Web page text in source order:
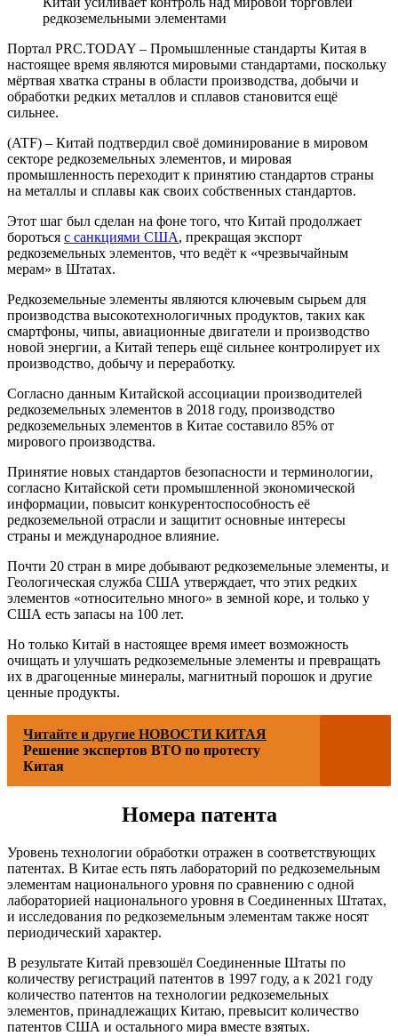
редкоземельными элементами
Портал PRC.TODAY – Промышленные стандарты Китая в
настоящее время являются мировыми стандартами, поскольку
мёртвая хватка страны в области производства, добычи и
обработки редких металлов и сплавов становится ещё
сильнее.
(ATF) – Китай подтвердил своё доминирование в мировом
секторе редкоземельных элементов, и мировая
промышленность переходит к принятию стандартов страны
на металлы и сплавы как своих собственных стандартов.
Этот шаг был сделан на фоне того, что Китай продолжает
бороться с санкциями США, прекращая экспорт
редкоземельных элементов, что ведёт к «чрезвычайным
мерам» в Штатах.
Редкоземельные элементы являются ключевым сырьем для
производства высокотехнологичных продуктов, таких как
смартфоны, чипы, авиационные двигатели и производство
новой энергии, а Китай теперь ещё сильнее контролирует их
производство, добычу и переработку.
Согласно данным Китайской ассоциации производителей
редкоземельных элементов в 2018 году, производство
редкоземельных элементов в Китае составило 85% от
мирового производства.
Принятие новых стандартов безопасности и терминологии,
согласно Китайской сети промышленной экономической
информации, повысит конкурентоспособность её
редкоземельной отрасли и защитит основные интересы
страны и международное влияние.
Почти 20 стран в мире добывают редкоземельные элементы, и
Геологическая служба США утверждает, что этих редких
элементов «относительно много» в земной коре, и только у
США есть запасы на 100 лет.
Но только Китай в настоящее время имеет возможность
очищать и улучшать редкоземельные элементы и превращать
их в драгоценные минералы, магнитный порошок и другие
ценные продукты.
Читайте и другие НОВОСТИ КИТАЯ
Решение экспертов ВТО по протесту
Китая
Номера патента
Уровень технологии обработки отражен в соответствующих
патентах. В Китае есть пять лабораторий по редкоземельным
элементам национального уровня по сравнению с одной
лабораторией национального уровня в Соединенных Штатах,
и исследования по редкоземельным элементам также носят
периодический характер.
В результате Китай превзошёл Соединенные Штаты по
количеству регистраций патентов в 1997 году, а к 2021 году
количество патентов на технологии редкоземельных
элементов, принадлежащих Китаю, превысит количество
патентов США и остального мира вместе взятых.